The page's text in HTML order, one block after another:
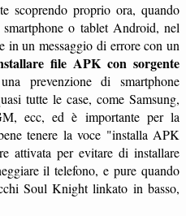
scoprendo proprio ora, quando
o tablet Android, nel
in un messaggio di errore con un
file APK con sorgente
prevenzione di smartphone
tutte le case, come Samsung,
ecc, ed è importante per la
tenere la voce "installa APK
attivata per evitare di installare
il telefono, e pure quando
Soul Knight linkato in basso,